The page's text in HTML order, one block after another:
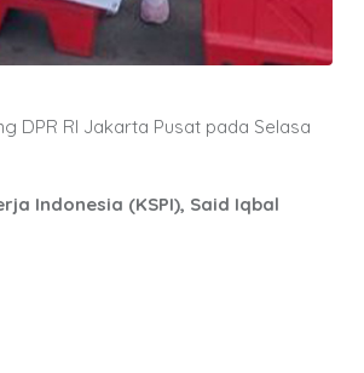
DPR RI Jakarta Pusat pada Selasa
Indonesia (KSPI), Said Iqbal